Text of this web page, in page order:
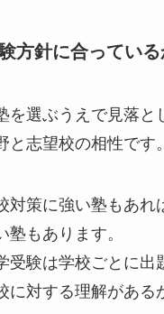
方針に合っている
を選ぶうえで見落と
と志望校の相性です。
対策に強い塾もあれ
もあります。
受験は学校ごとに出
に対する理解がある